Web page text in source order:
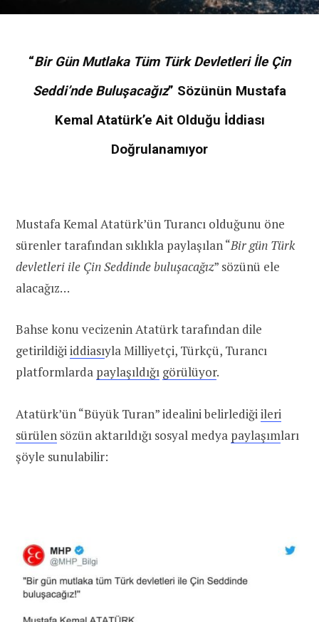
“Bir Gün Mutlaka Tüm Türk Devletleri İle Çin
Seddi’nde Buluşacağız” Sözünün Mustafa
Kemal Atatürk’e Ait Olduğu İddiası
Doğrulanamıyor
Mustafa Kemal Atatürk’ün Turancı olduğunu öne
sürenler tarafından sıklıkla paylaşılan “Bir gün Türk
devletleri ile Çin Seddinde buluşacağız” sözünü ele
alacağız…
Bahse konu vecizenin Atatürk tarafından dile
getirildiğiiddiasıyla Milliyetçi, Türkçü, Turancı
platformlarda paylaşıldığı görülüyor.
Atatürk’ün “Büyük Turan” idealini belirlediği ileri
sürülen sözün aktarıldığı sosyal medya paylaşımları
şöyle sunulabilir: